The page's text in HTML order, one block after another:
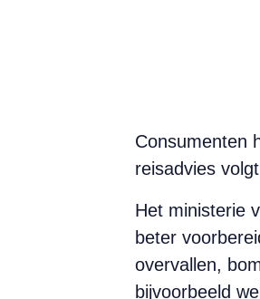
Consumenten
reisadvies
Het ministerie
beter
overvallen,
bijvoorbeeld